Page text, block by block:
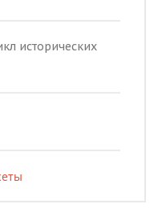
исторических